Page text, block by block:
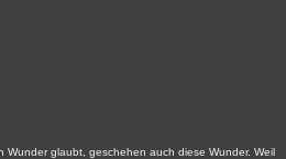
Wunder glaubt, geschehen auch diese Wunder. Weil